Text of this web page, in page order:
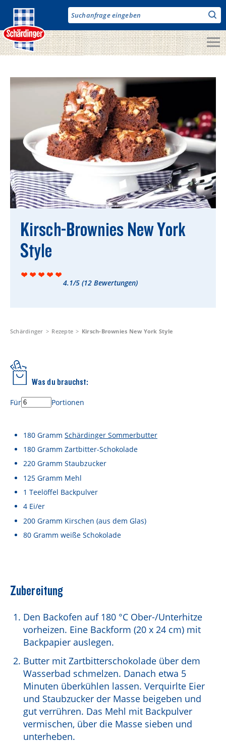
zum
Inhalt
Milch & Co.
Käse
Butter
Fruchtjoghurt & Drinks
Desserts
Bergbauern Produkte
Vegane Produkte
Rezepte
Wissenswertes
Käse & Öl Ratgeber
Nachhaltigkeitsbericht
Lebensmittel sind kostbar!
Verantwortungsvoller Milchgenuss
Fairer Kakao bei Schärdinger
Upcycling mit Schärdinger
Über Schärdinger
Karriere
Kirsch-Brownies New York
Style
4.1/5 (12 Bewertungen)
Schärdinger Rezepte Kirsch-Brownies New York Style
Was du brauchst:
Für Portionen
180 Gramm Schärdinger Sommerbutter
180 Gramm Zartbitter-Schokolade
220 Gramm Staubzucker
125 Gramm Mehl
1 Teelöffel Backpulver
4 Ei/er
200 Gramm Kirschen (aus dem Glas)
80 Gramm weiße Schokolade
Zubereitung
Den Backofen auf 180 °C Ober-/Unterhitze
vorheizen. Eine Backform (20 x 24 cm) mit
Backpapier auslegen.
Butter mit Zartbitterschokolade über dem
Wasserbad schmelzen. Danach etwa 5
Minuten überkühlen lassen. Verquirlte Eier
und Staubzucker der Masse beigeben und
gut verrühren. Das Mehl mit Backpulver
vermischen, über die Masse sieben und
unterheben.